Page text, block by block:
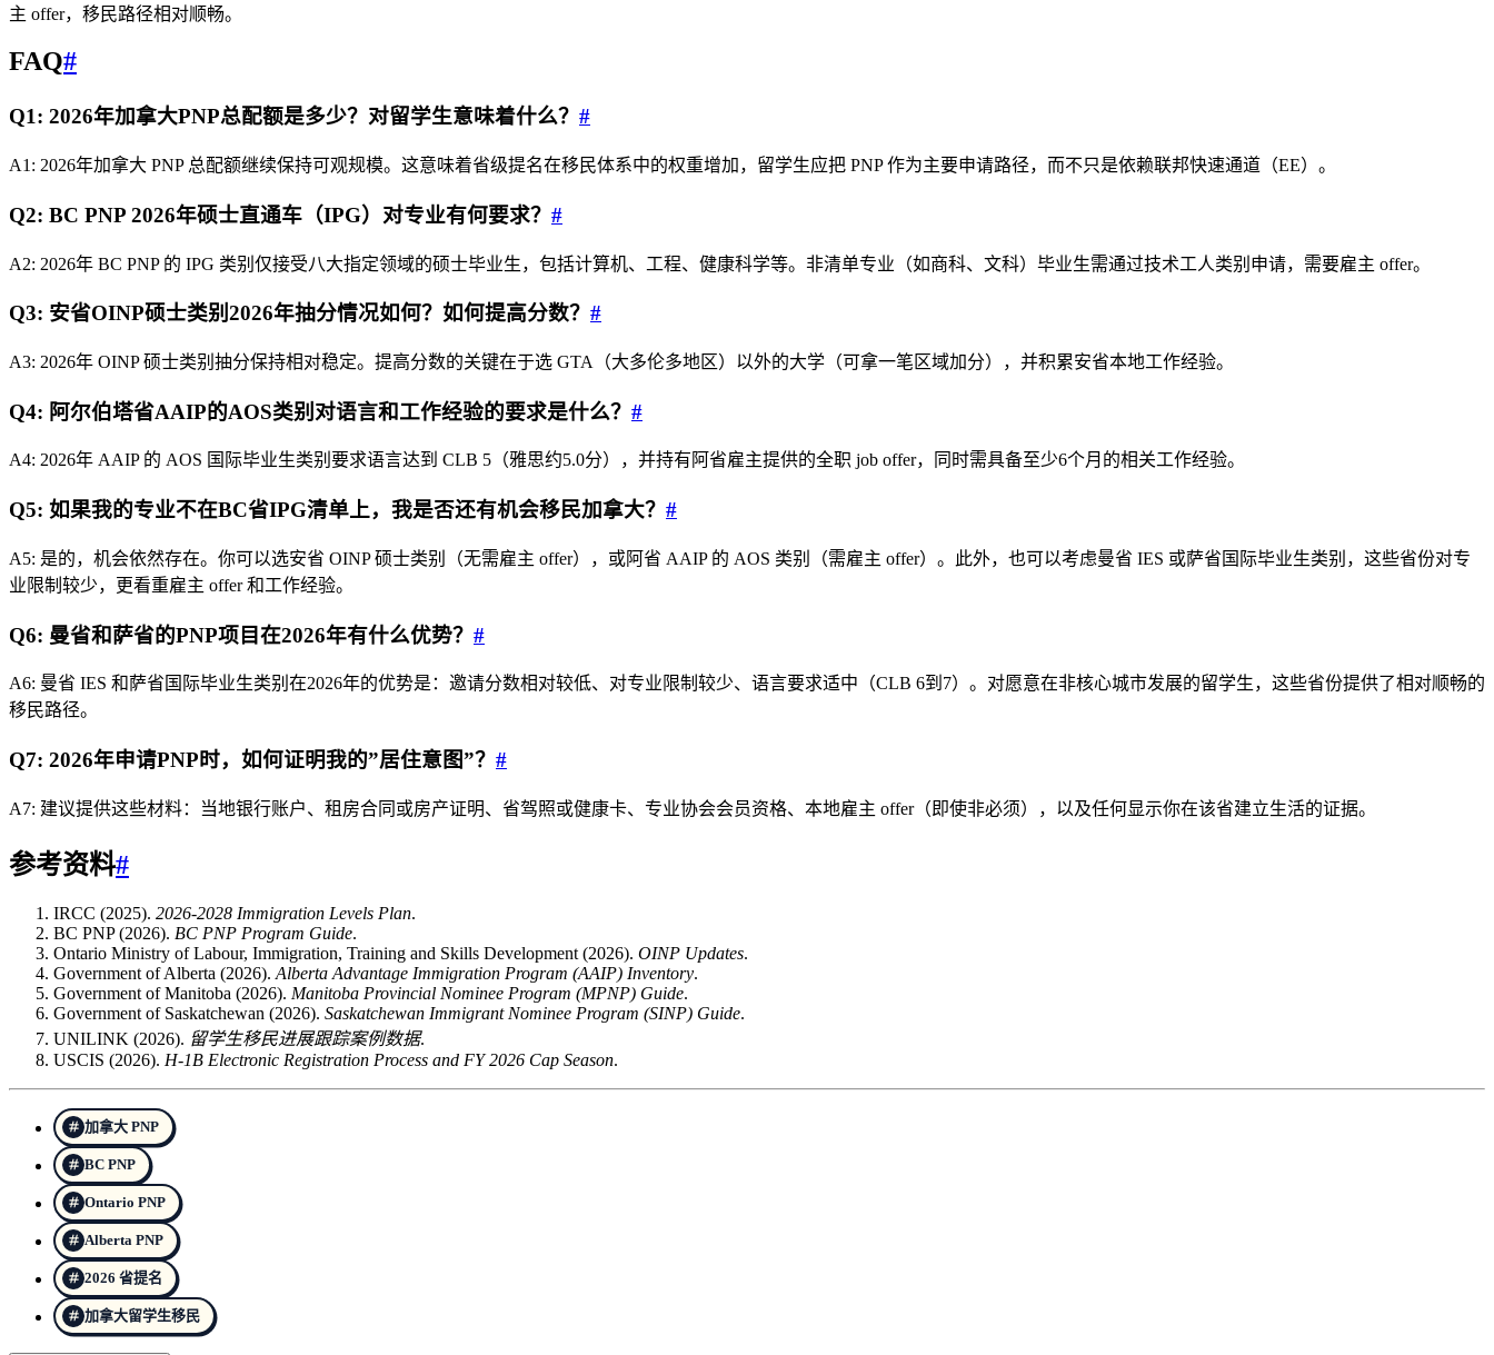
主 offer，移民路径相对顺畅。
FAQ#
Q1: 2026年加拿大PNP总配额是多少？对留学生意味着什么？ #
A1: 2026年加拿大 PNP 总配额继续保持可观规模。这意味着省级提名在移民体系中的权重增加，留学生应把 PNP 作为主要申请路径，而不只是依赖联邦快速通道（EE）。
Q2: BC PNP 2026年硕士直通车（IPG）对专业有何要求？ #
A2: 2026年 BC PNP 的 IPG 类别仅接受八大指定领域的硕士毕业生，包括计算机、工程、健康科学等。非清单专业（如商科、文科）毕业生需通过技术工人类别申请，需要雇主 offer。
Q3: 安省OINP硕士类别2026年抽分情况如何？如何提高分数？ #
A3: 2026年 OINP 硕士类别抽分保持相对稳定。提高分数的关键在于选 GTA（大多伦多地区）以外的大学（可拿一笔区域加分），并积累安省本地工作经验。
Q4: 阿尔伯塔省AAIP的AOS类别对语言和工作经验的要求是什么？ #
A4: 2026年 AAIP 的 AOS 国际毕业生类别要求语言达到 CLB 5（雅思约5.0分），并持有阿省雇主提供的全职 job offer，同时需具备至少6个月的相关工作经验。
Q5: 如果我的专业不在BC省IPG清单上，我是否还有机会移民加拿大？ #
A5: 是的，机会依然存在。你可以选安省 OINP 硕士类别（无需雇主 offer），或阿省 AAIP 的 AOS 类别（需雇主 offer）。此外，也可以考虑曼省 IES 或萨省国际毕业生类别，这些省份对专
业限制较少，更看重雇主 offer 和工作经验。
Q6: 曼省和萨省的PNP项目在2026年有什么优势？ #
A6: 曼省 IES 和萨省国际毕业生类别在2026年的优势是：邀请分数相对较低、对专业限制较少、语言要求适中（CLB 6到7）。对愿意在非核心城市发展的留学生，这些省份提供了相对顺畅的
移民路径。
Q7: 2026年申请PNP时，如何证明我的”居住意图”？ #
A7: 建议提供这些材料：当地银行账户、租房合同或房产证明、省驾照或健康卡、专业协会会员资格、本地雇主 offer（即使非必须），以及任何显示你在该省建立生活的证据。
参考资料#
IRCC (2025). 2026-2028 Immigration Levels Plan.
BC PNP (2026). BC PNP Program Guide.
Ontario Ministry of Labour, Immigration, Training and Skills Development (2026). OINP Updates.
Government of Alberta (2026). Alberta Advantage Immigration Program (AAIP) Inventory.
Government of Manitoba (2026). Manitoba Provincial Nominee Program (MPNP) Guide.
Government of Saskatchewan (2026). Saskatchewan Immigrant Nominee Program (SINP) Guide.
UNILINK (2026). 留学生移民进展跟踪案例数据.
USCIS (2026). H-1B Electronic Registration Process and FY 2026 Cap Season.
加拿大 PNP
BC PNP
Ontario PNP
Alberta PNP
2026 省提名
加拿大留学生移民